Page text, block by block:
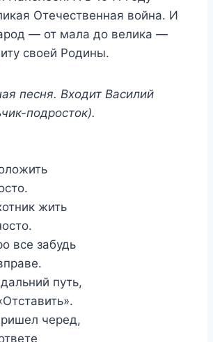
Отечественная война. И
— от мала до велика —
своей Родины.
песня. Входит Василий
подросток).
жить
все забудь
путь,
черед,